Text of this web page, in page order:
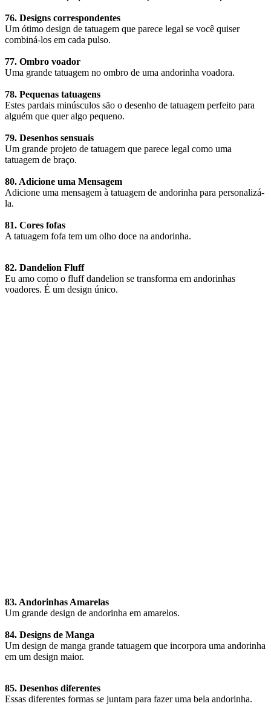
76. Designs correspondentes
Um ótimo design de tatuagem que parece legal se você quiser
combiná-los em cada pulso.
77. Ombro voador
Uma grande tatuagem no ombro de uma andorinha voadora.
78. Pequenas tatuagens
Estes pardais minúsculos são o desenho de tatuagem perfeito para
alguém que quer algo pequeno.
79. Desenhos sensuais
Um grande projeto de tatuagem que parece legal como uma
tatuagem de braço.
80. Adicione uma Mensagem
Adicione uma mensagem à tatuagem de andorinha para personalizá-
la.
81. Cores fofas
A tatuagem fofa tem um olho doce na andorinha.
82. Dandelion Fluff
Eu amo como o fluff dandelion se transforma em andorinhas
voadores. É um design único.
83. Andorinhas Amarelas
Um grande design de andorinha em amarelos.
84. Designs de Manga
Um design de manga grande tatuagem que incorpora uma andorinha
em um design maior.
85. Desenhos diferentes
Essas diferentes formas se juntam para fazer uma bela andorinha.